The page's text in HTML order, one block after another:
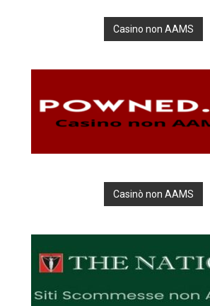
Casino non AAMS
Casinò non AAMS